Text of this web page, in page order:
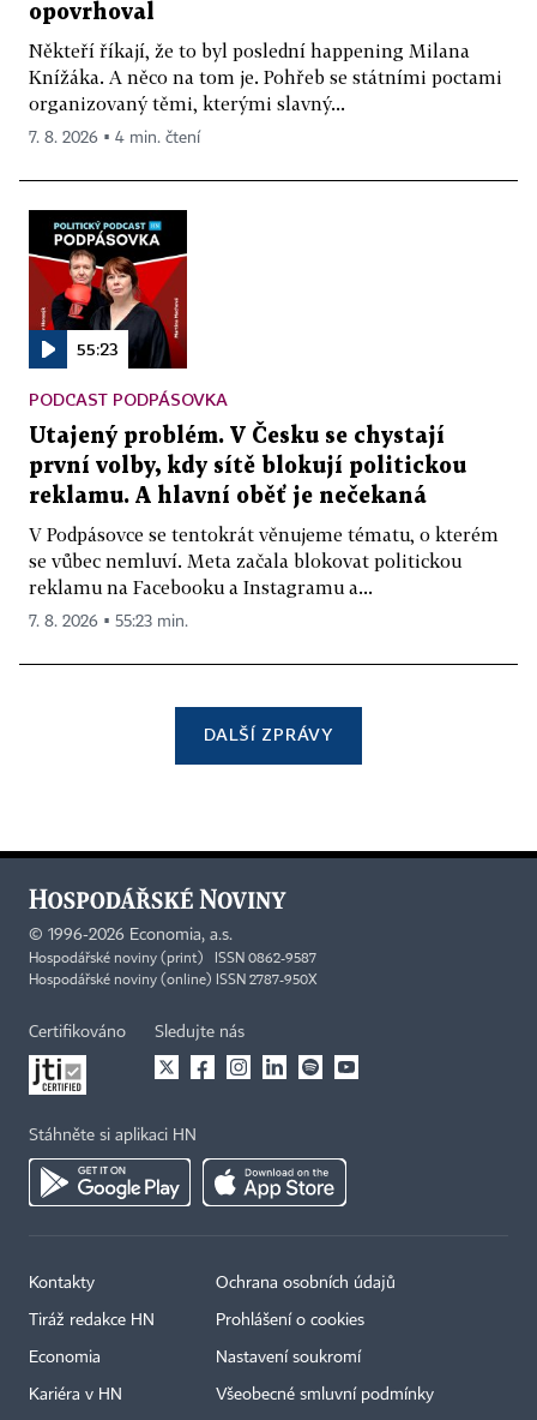
opovrhoval
Někteří říkají, že to byl poslední happening Milana
Knížáka. A něco na tom je. Pohřeb se státními poctami
organizovaný těmi, kterými slavný...
7. 8. 2026 ▪ 4 min. čtení
55:23
PODCAST PODPÁSOVKA
Utajený problém. V Česku se chystají
první volby, kdy sítě blokují politickou
reklamu. A hlavní oběť je nečekaná
V Podpásovce se tentokrát věnujeme tématu, o kterém
se vůbec nemluví. Meta začala blokovat politickou
reklamu na Facebooku a Instagramu a...
7. 8. 2026 ▪ 55:23 min.
DALŠÍ ZPRÁVY
© 1996-2026 Economia, a.s.
Hospodářské noviny (print) ISSN 0862-9587
Hospodářské noviny (online) ISSN 2787-950X
Certifikováno Sledujte nás
Stáhněte si aplikaci HN
Kontakty
Tiráž redakce HN
Economia
Kariéra v HN
Ochrana osobních údajů
Prohlášení o cookies
Nastavení soukromí
Všeobecné smluvní podmínky